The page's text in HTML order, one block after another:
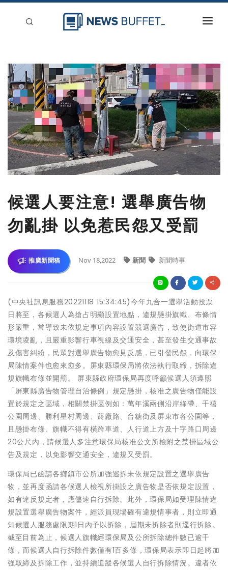
新聞稿分類
登入
刊登
候選人要注意! 選舉廣告物
勿亂掛 以免惹民怨又受罰
推廣新聞稿 Nov 18,2022 新聞 新聞時事
(中央社訊息服務20221118 15:34:45)今年九合一選舉活動投票
日將至，各候選人為搶占明顯設置地點，違規懸掛旗幟、布條情
形嚴重，常導致未依規定事項內容設置競選廣告，致使街道市容
環境凌亂，且嚴重影響行車視線及交通安全，甚至發生交通事故
及傷害糾紛，民眾對選舉廣告物愈見反感，已引發民怨，向環保
局陳情案件也愈來愈多。屏東縣環保局將依法執行取締，拆除違
規旗幟布條並開罰。 屏東縣政府環保局再度呼籲候選人須遵照
「屏東縣廣告物管理自治條例」規定懸掛，核准之廣告物僅能設
置於規定之區域，相關禁掛區例如：萬年溪兩側沿岸綠帶、千禧
公園周邊、勝利星村周邊、菸廠路、台糖街及屏東市各公園等，
且懸掛布條、旗幟不得有橫跨車道、人行道上方及十字路口周邊
20公尺內，請候選人多注意環保局核准公文所檢附之禁掛區域公
告及規定，以免影響交通安全，違規又受罰。
環保局已函請各鄉鎮市公所加強巡拆未依規定設置之選舉廣告
物，並再度函請各候選人檢視所掛設之廣告物是否依規定設置，
如有違反規定者，應儘速自行拆除。此外，環保局如受理陳情違
規設置選舉廣告物案件，經派員現場確有違規情事者，則立即通
知候選人服務處限期1日內予以拆除，屆期未拆除者則逕行拆除。
截至目前為止，候選人旗幟經環保局及公所拆除總件數已逾千
條，而候選人自行拆除件數僅有1百多條，環保局表示即日起將加
強取締及拆除工作，並持續追蹤各候選人自行拆除情況。違者依